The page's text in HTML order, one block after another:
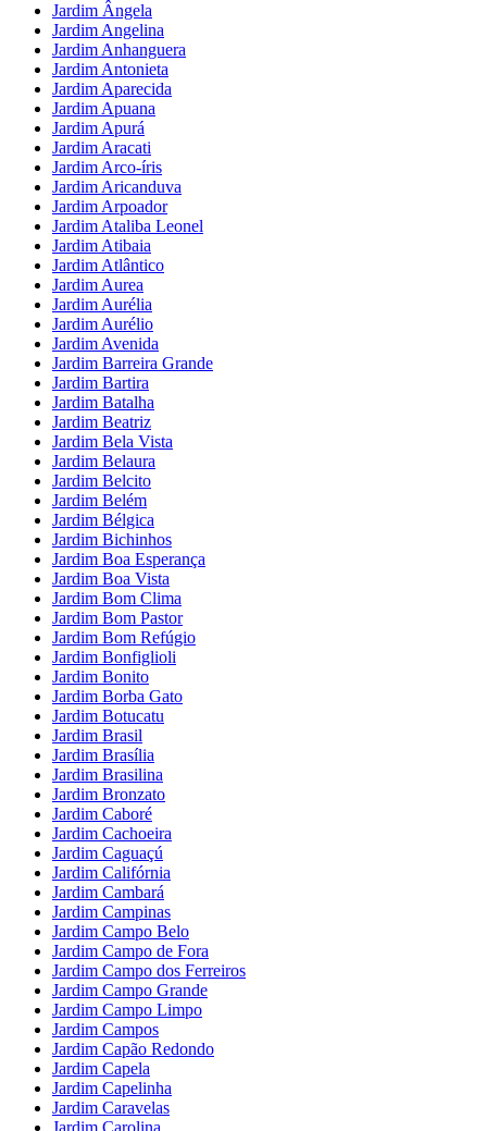
Jardim Ângela
Jardim Angelina
Jardim Anhanguera
Jardim Antonieta
Jardim Aparecida
Jardim Apuana
Jardim Apurá
Jardim Aracati
Jardim Arco-íris
Jardim Aricanduva
Jardim Arpoador
Jardim Ataliba Leonel
Jardim Atibaia
Jardim Atlântico
Jardim Aurea
Jardim Aurélia
Jardim Aurélio
Jardim Avenida
Jardim Barreira Grande
Jardim Bartira
Jardim Batalha
Jardim Beatriz
Jardim Bela Vista
Jardim Belaura
Jardim Belcito
Jardim Belém
Jardim Bélgica
Jardim Bichinhos
Jardim Boa Esperança
Jardim Boa Vista
Jardim Bom Clima
Jardim Bom Pastor
Jardim Bom Refúgio
Jardim Bonfiglioli
Jardim Bonito
Jardim Borba Gato
Jardim Botucatu
Jardim Brasil
Jardim Brasília
Jardim Brasilina
Jardim Bronzato
Jardim Caboré
Jardim Cachoeira
Jardim Caguaçú
Jardim Califórnia
Jardim Cambará
Jardim Campinas
Jardim Campo Belo
Jardim Campo de Fora
Jardim Campo dos Ferreiros
Jardim Campo Grande
Jardim Campo Limpo
Jardim Campos
Jardim Capão Redondo
Jardim Capela
Jardim Capelinha
Jardim Caravelas
Jardim Carolina